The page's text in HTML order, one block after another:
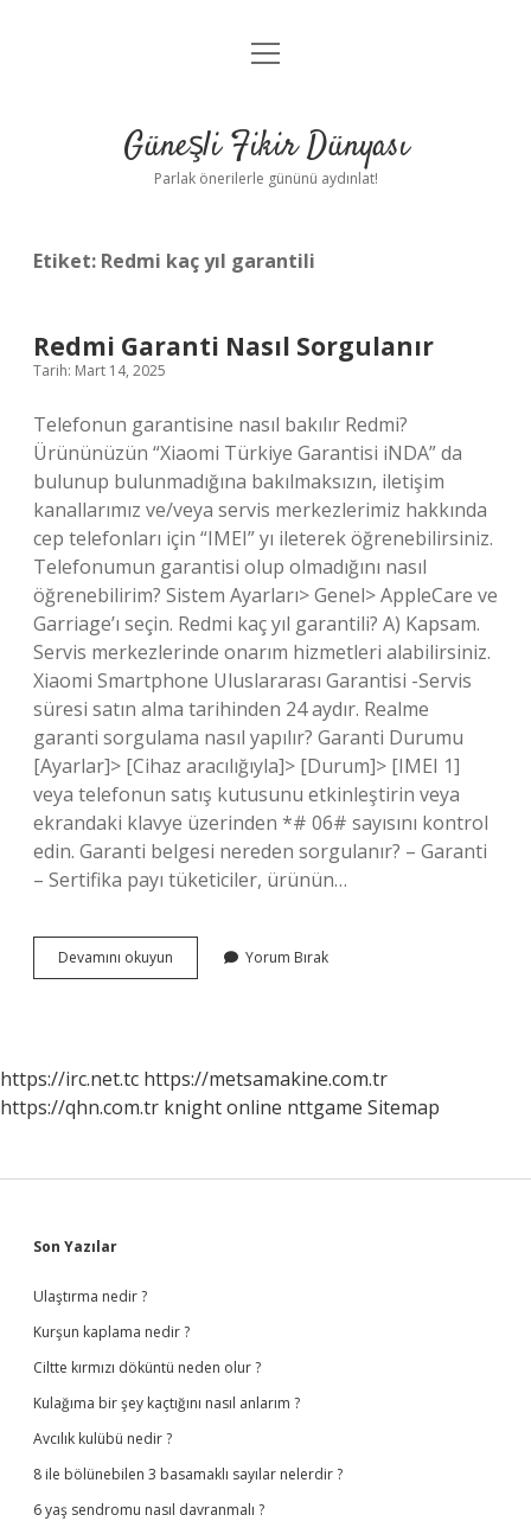
Anasayfa
Yasal Uyarı
menüyü
Güneşli Fikir Dünyası
Parlak önerilerle gününü aydınlat!
Etiket: Redmi kaç yıl garantili
Redmi Garanti Nasıl Sorgulanır
Tarih: Mart 14, 2025
Telefonun garantisine nasıl bakılır Redmi?
Ürününüzün “Xiaomi Türkiye Garantisi iNDA” da
bulunup bulunmadığına bakılmaksızın, iletişim
kanallarımız ve/veya servis merkezlerimiz hakkında
cep telefonları için “IMEI” yı ileterek öğrenebilirsiniz.
Telefonumun garantisi olup olmadığını nasıl
öğrenebilirim? Sistem Ayarları> Genel> AppleCare ve
Garriage’ı seçin. Redmi kaç yıl garantili? A) Kapsam.
Servis merkezlerinde onarım hizmetleri alabilirsiniz.
Xiaomi Smartphone Uluslararası Garantisi -Servis
süresi satın alma tarihinden 24 aydır. Realme
garanti sorgulama nasıl yapılır? Garanti Durumu
[Ayarlar]> [Cihaz aracılığıyla]> [Durum]> [IMEI 1]
veya telefonun satış kutusunu etkinleştirin veya
ekrandaki klavye üzerinden *# 06# sayısını kontrol
edin. Garanti belgesi nereden sorgulanır? – Garanti
– Sertifika payı tüketiciler, ürünün…
Devamını okuyun
Garanti
Yorum Bırak
https://irc.net.tc https://metsamakine.com.tr
https://qhn.com.tr knight online nttgame Sitemap
Sidebar
Son Yazılar
Ulaştırma nedir ?
Kurşun kaplama nedir ?
Ciltte kırmızı döküntü neden olur ?
Kulağıma bir şey kaçtığını nasıl anlarım ?
Avcılık kulübü nedir ?
8 ile bölünebilen 3 basamaklı sayılar nelerdir ?
6 yaş sendromu nasıl davranmalı ?